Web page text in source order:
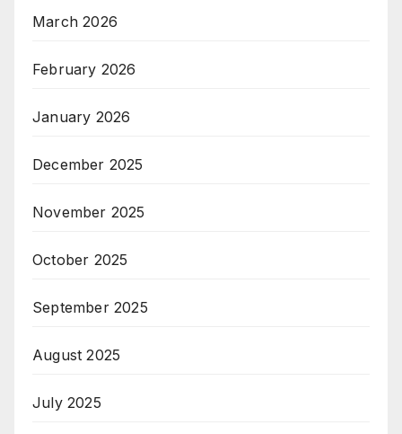
March 2026
February 2026
January 2026
December 2025
November 2025
October 2025
September 2025
August 2025
July 2025